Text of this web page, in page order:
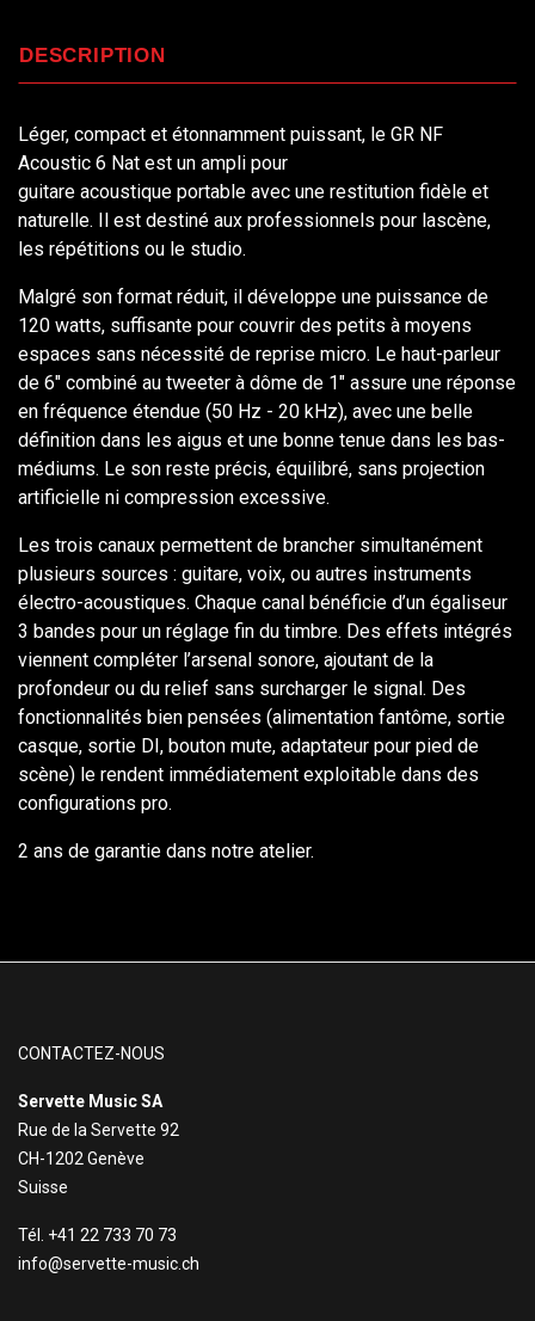
DESCRIPTION
Léger, compact et étonnamment puissant, le GR NF
Acoustic 6 Nat est un ampli pour
guitare acoustique portable avec une restitution fidèle et
naturelle. Il est destiné aux professionnels pour lascène,
les répétitions ou le studio.
Malgré son format réduit, il développe une puissance de
120 watts, suffisante pour couvrir des petits à moyens
espaces sans nécessité de reprise micro. Le haut-parleur
de 6" combiné au tweeter à dôme de 1" assure une réponse
en fréquence étendue (50 Hz - 20 kHz), avec une belle
définition dans les aigus et une bonne tenue dans les bas-
médiums. Le son reste précis, équilibré, sans projection
artificielle ni compression excessive.
Les trois canaux permettent de brancher simultanément
plusieurs sources : guitare, voix, ou autres instruments
électro-acoustiques. Chaque canal bénéficie d’un égaliseur
3 bandes pour un réglage fin du timbre. Des effets intégrés
viennent compléter l’arsenal sonore, ajoutant de la
profondeur ou du relief sans surcharger le signal. Des
fonctionnalités bien pensées (alimentation fantôme, sortie
casque, sortie DI, bouton mute, adaptateur pour pied de
scène) le rendent immédiatement exploitable dans des
configurations pro.
2 ans de garantie dans notre atelier.
CONTACTEZ-NOUS
Servette Music SA
Rue de la Servette 92
CH-1202 Genève
Suisse
Tél. +41 22 733 70 73
info@servette-music.ch